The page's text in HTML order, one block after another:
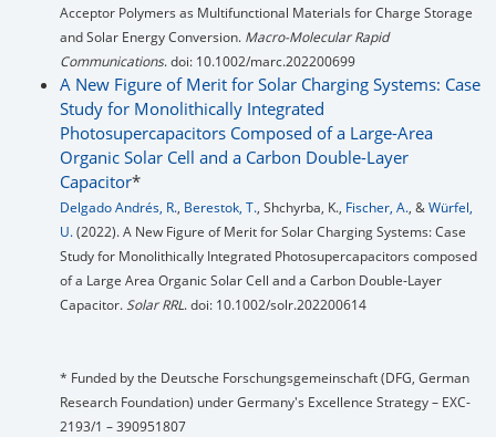
Acceptor Polymers as Multifunctional Materials for Charge Storage
and Solar Energy Conversion. Macro-Molecular Rapid
Communications. doi: 10.1002/marc.202200699
A New Figure of Merit for Solar Charging Systems: Case
Study for Monolithically Integrated
Photosupercapacitors Composed of a Large-Area
Organic Solar Cell and a Carbon Double-Layer
Capacitor*
Delgado Andrés, R., Berestok, T., Shchyrba, K., Fischer, A., &Würfel,
U.(2022). A New Figure of Merit for Solar Charging Systems: Case
Study for Monolithically Integrated Photosupercapacitors composed
of a Large Area Organic Solar Cell and a Carbon Double‐Layer
Capacitor.Solar RRL. doi: 10.1002/solr.202200614
* Funded by the Deutsche Forschungsgemeinschaft (DFG, German
Research Foundation) under Germany's Excellence Strategy – EXC-
2193/1 – 390951807